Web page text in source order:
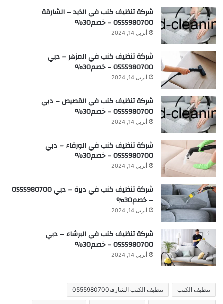
شركة تنظيف كنب في الذيد – الشارقة
0555980700 – خصم30%
أبريل 14, 2024
شركة تنظيف كنب في المزهر – دبي
0555980700 – خصم30%
أبريل 14, 2024
شركة تنظيف كنب في القصيص – دبي
0555980700 – خصم30%
أبريل 14, 2024
شركة تنظيف كنب في الورقاء – دبي
0555980700 – خصم30%
أبريل 14, 2024
شركة تنظيف كنب في ديرة – دبي 0555980700
– خصم30%
أبريل 14, 2024
شركة تنظيف كنب في البرشاء – دبي
0555980700 – خصم30%
أبريل 14, 2024
تنظيف الكنب تنظيف الكنب الشارقة0555980700